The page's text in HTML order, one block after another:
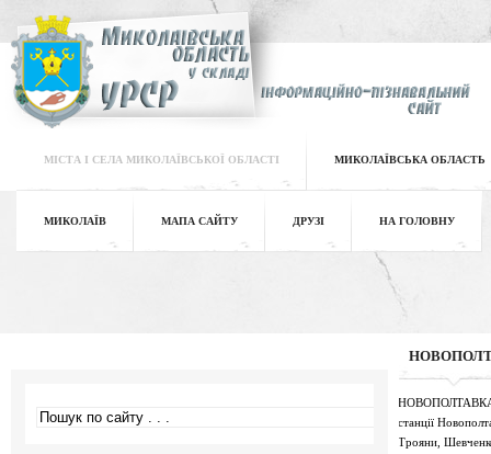
МІСТА І СЕЛА МИКОЛАЇВСЬКОЇ ОБЛАСТІ МИКОЛАЇВСЬКА ОБЛАСТЬ
МИКОЛАЇВ МАПА САЙТУ ДРУЗІ НА ГОЛОВНУ
НОВОПОЛТАВКА -
станції
Трояни,